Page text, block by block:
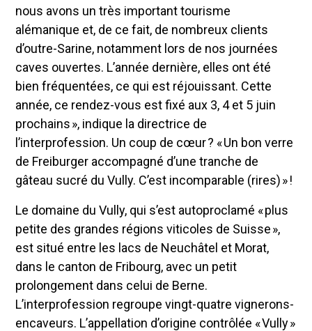
nous avons un très important tourisme
alémanique et, de ce fait, de nombreux clients
d’outre-Sarine, notamment lors de nos journées
caves ouvertes. L’année dernière, elles ont été
bien fréquentées, ce qui est réjouissant. Cette
année, ce rendez-vous est fixé aux 3, 4 et 5 juin
prochains », indique la directrice de
l’interprofession. Un coup de cœur ? « Un bon verre
de Freiburger accompagné d’une tranche de
gâteau sucré du Vully. C’est incomparable (rires) » !
Le domaine du Vully, qui s’est autoproclamé « plus
petite des grandes régions viticoles de Suisse »,
est situé entre les lacs de Neuchâtel et Morat,
dans le canton de Fribourg, avec un petit
prolongement dans celui de Berne.
L’interprofession regroupe vingt-quatre vignerons-
encaveurs. L’appellation d’origine contrôlée « Vully »